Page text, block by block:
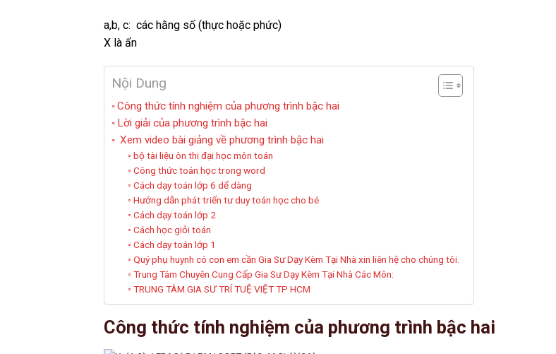
a,b, c: các hằng số (thực hoặc phức)
X là ẩn
Nội Dung
Công thức tính nghiệm của phương trình bậc hai
Lời giải của phương trình bậc hai
Xem video bài giảng về phương trình bậc hai
bộ tài liệu ôn thi đại học môn toán
Công thức toán học trong word
Cách dạy toán lớp 6 dể dàng
Hướng dẫn phát triển tư duy toán học cho bé
Cách dạy toán lớp 2
Cách học giỏi toán
Cách dạy toán lớp 1
Quý phụ huynh có con em cần Gia Sư Dạy Kèm Tại Nhà xin liên hệ cho chúng tôi.
Trung Tâm Chuyên Cung Cấp Gia Sư Dạy Kèm Tại Nhà Các Môn:
TRUNG TÂM GIA SƯ TRÍ TUỆ VIỆT TP HCM
Công thức tính nghiệm của phương trình bậc hai